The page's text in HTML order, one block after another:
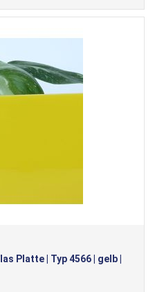
Platte | Typ 4566 | gelb |